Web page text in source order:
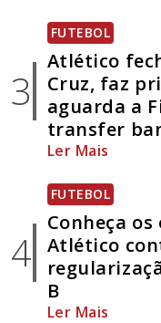
3
FUTEBOL
Atlético
Cruz, faz
aguarda a
transfer
Ler Mais
4
FUTEBOL
Conheça
Atlético
B
Ler Mais